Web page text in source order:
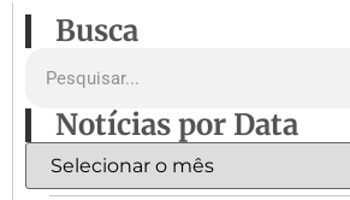
Busca
Notícias por Data